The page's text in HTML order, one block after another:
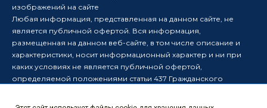
изображений на сайте
Любая информация, представленная на данном сайте, не
является публичной офертой. Вся информация,
размещенная на данном веб-сайте, в том числе описание и
характеристики, носит информационный характер и ни при
каких условиях не является публичной офертой,
определяемой положениями статьи 437 Гражданского
Производитель оставляет за собой право в одностороннем